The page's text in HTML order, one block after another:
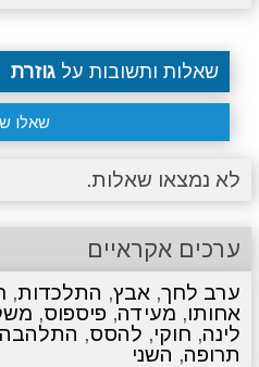
שאלות ותשובות על גוזרת
שאלו
לא נמצאו שאלות.
ערכים אקראיים
ערב לחך, אבץ, התלכדות,
אחותו, מעידה, פיספוס,
לינה, חוקי, להסס, התלהבה
תרופה, השני